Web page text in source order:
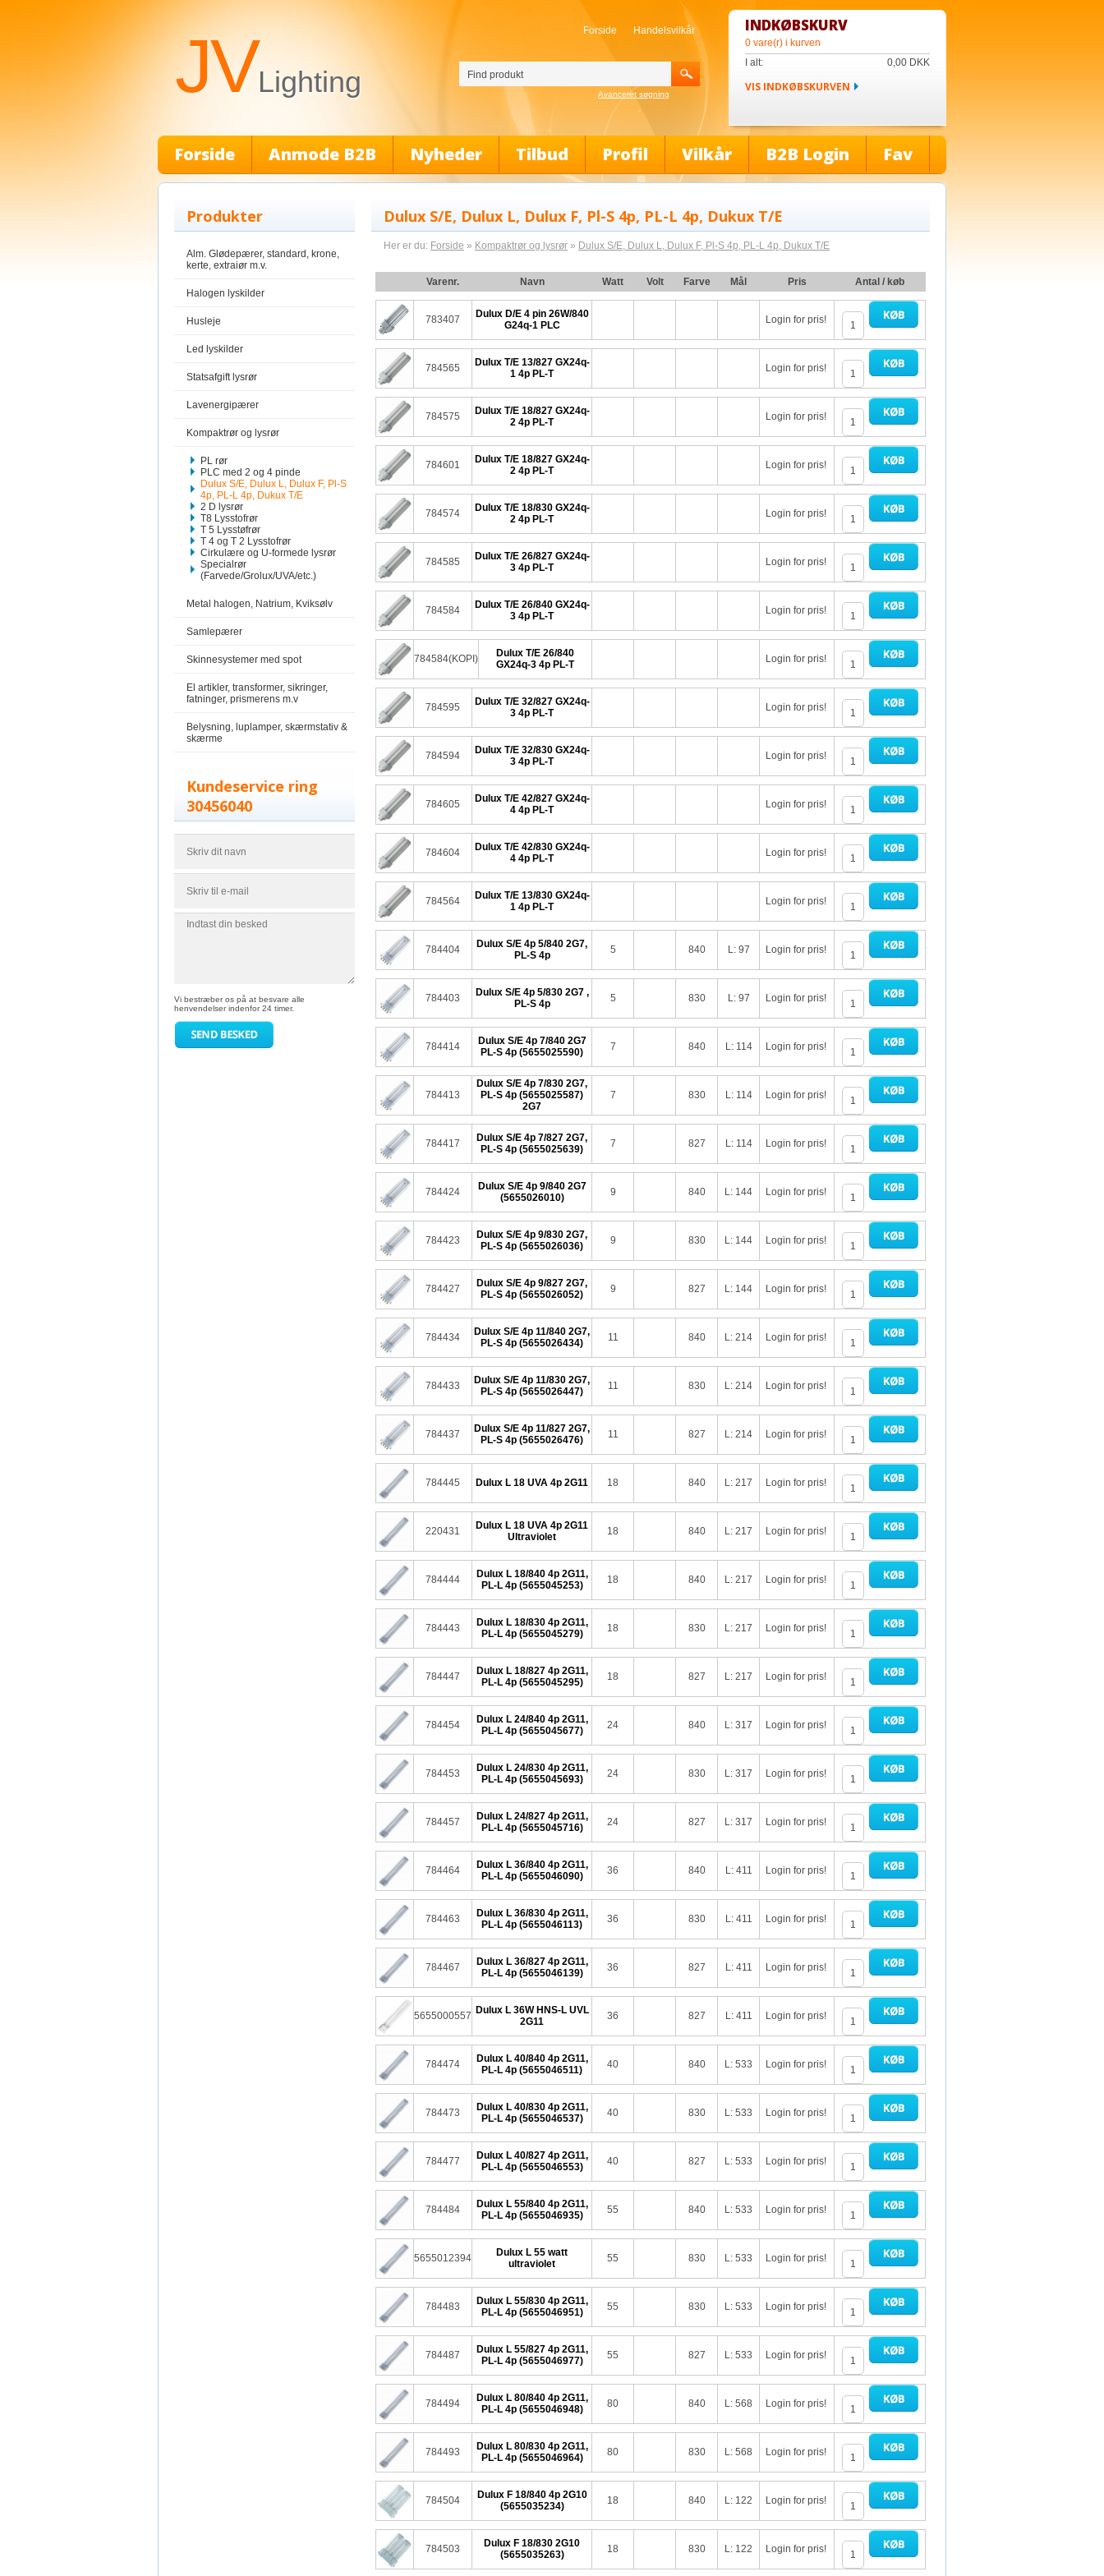
INDKØBSKURV
0 vare(r) i kurven
I alt:
0,00 DKK
VIS INDKØBSKURVEN
Avanceret søgning
Forside Handelsvilkår
JVLighting
Forside Anmode B2B Nyheder Tilbud Profil Vilkår B2B Login Fav
Produkter
Alm. Glødepærer, standard, krone,
kerte, extraiør m.v.
Halogen lyskilder
Husleje
Led lyskilder
Statsafgift lysrør
Lavenergipærer
Kompaktrør og lysrør
PL rør
PLC med 2 og 4 pinde
Dulux S/E, Dulux L, Dulux F, Pl-S
4p, PL-L 4p, Dukux T/E
2 D lysrør
T8 Lysstofrør
T 5 Lysstøfrør
T 4 og T 2 Lysstofrør
Cirkulære og U-formede lysrør
Specialrør
(Farvede/Grolux/UVA/etc.)
Metal halogen, Natrium, Kviksølv
Samlepærer
Skinnesystemer med spot
El artikler, transformer, sikringer,
fatninger, prismerens m.v
Belysning, luplamper, skærmstativ &
skærme
Kundeservice ring
30456040
Vi bestræber os på at besvare alle
henvendelser indenfor 24 timer.
Dulux S/E, Dulux L, Dulux F, Pl-S 4p, PL-L 4p, Dukux T/E
Her er du: Forside » Kompaktrør og lysrør » Dulux S/E, Dulux L, Dulux F, Pl-S 4p, PL-L 4p, Dukux T/E
Varenr. Navn Watt Volt Farve Mål Pris Antal / køb
783407
Dulux D/E 4 pin 26W/840
G24q-1 PLC
Login for pris!
784565
Dulux T/E 13/827 GX24q-
1 4p PL-T
Login for pris!
784575
Dulux T/E 18/827 GX24q-
2 4p PL-T
Login for pris!
784601
Dulux T/E 18/827 GX24q-
2 4p PL-T
Login for pris!
784574
Dulux T/E 18/830 GX24q-
2 4p PL-T
Login for pris!
784585
Dulux T/E 26/827 GX24q-
3 4p PL-T
Login for pris!
784584
Dulux T/E 26/840 GX24q-
3 4p PL-T
Login for pris!
784584(KOPI)
Dulux T/E 26/840
GX24q-3 4p PL-T
Login for pris!
784595
Dulux T/E 32/827 GX24q-
3 4p PL-T
Login for pris!
784594
Dulux T/E 32/830 GX24q-
3 4p PL-T
Login for pris!
784605
Dulux T/E 42/827 GX24q-
4 4p PL-T
Login for pris!
784604
Dulux T/E 42/830 GX24q-
4 4p PL-T
Login for pris!
784564
Dulux T/E 13/830 GX24q-
1 4p PL-T
Login for pris!
784404
Dulux S/E 4p 5/840 2G7,
PL-S 4p
5 840 L: 97 Login for pris!
784403
Dulux S/E 4p 5/830 2G7 ,
PL-S 4p
5 830 L: 97 Login for pris!
784414
Dulux S/E 4p 7/840 2G7
PL-S 4p (5655025590)
7 840 L: 114 Login for pris!
784413
Dulux S/E 4p 7/830 2G7,
PL-S 4p (5655025587)
2G7
7 830 L: 114 Login for pris!
784417
Dulux S/E 4p 7/827 2G7,
PL-S 4p (5655025639)
7 827 L: 114 Login for pris!
784424
Dulux S/E 4p 9/840 2G7
(5655026010)
9 840 L: 144 Login for pris!
784423
Dulux S/E 4p 9/830 2G7,
PL-S 4p (5655026036)
9 830 L: 144 Login for pris!
784427
Dulux S/E 4p 9/827 2G7,
PL-S 4p (5655026052)
9 827 L: 144 Login for pris!
784434
Dulux S/E 4p 11/840 2G7,
PL-S 4p (5655026434)
11 840 L: 214 Login for pris!
784433
Dulux S/E 4p 11/830 2G7,
PL-S 4p (5655026447)
11 830 L: 214 Login for pris!
784437
Dulux S/E 4p 11/827 2G7,
PL-S 4p (5655026476)
11 827 L: 214 Login for pris!
784445 Dulux L 18 UVA 4p 2G11 18 840 L: 217 Login for pris!
220431
Dulux L 18 UVA 4p 2G11
Ultraviolet
18 840 L: 217 Login for pris!
784444
Dulux L 18/840 4p 2G11,
PL-L 4p (5655045253)
18 840 L: 217 Login for pris!
784443
Dulux L 18/830 4p 2G11,
PL-L 4p (5655045279)
18 830 L: 217 Login for pris!
784447
Dulux L 18/827 4p 2G11,
PL-L 4p (5655045295)
18 827 L: 217 Login for pris!
784454
Dulux L 24/840 4p 2G11,
PL-L 4p (5655045677)
24 840 L: 317 Login for pris!
784453
Dulux L 24/830 4p 2G11,
PL-L 4p (5655045693)
24 830 L: 317 Login for pris!
784457
Dulux L 24/827 4p 2G11,
PL-L 4p (5655045716)
24 827 L: 317 Login for pris!
784464
Dulux L 36/840 4p 2G11,
PL-L 4p (5655046090)
36 840 L: 411 Login for pris!
784463
Dulux L 36/830 4p 2G11,
PL-L 4p (5655046113)
36 830 L: 411 Login for pris!
784467
Dulux L 36/827 4p 2G11,
PL-L 4p (5655046139)
36 827 L: 411 Login for pris!
5655000557 Dulux L 36W HNS-L UVL
2G11
36 827 L: 411 Login for pris!
784474
Dulux L 40/840 4p 2G11,
PL-L 4p (5655046511)
40 840 L: 533 Login for pris!
784473
Dulux L 40/830 4p 2G11,
PL-L 4p (5655046537)
40 830 L: 533 Login for pris!
784477
Dulux L 40/827 4p 2G11,
PL-L 4p (5655046553)
40 827 L: 533 Login for pris!
784484
Dulux L 55/840 4p 2G11,
PL-L 4p (5655046935)
55 840 L: 533 Login for pris!
5655012394
Dulux L 55 watt
ultraviolet
55 830 L: 533 Login for pris!
784483
Dulux L 55/830 4p 2G11,
PL-L 4p (5655046951)
55 830 L: 533 Login for pris!
784487
Dulux L 55/827 4p 2G11,
PL-L 4p (5655046977)
55 827 L: 533 Login for pris!
784494
Dulux L 80/840 4p 2G11,
PL-L 4p (5655046948)
80 840 L: 568 Login for pris!
784493
Dulux L 80/830 4p 2G11,
PL-L 4p (5655046964)
80 830 L: 568 Login for pris!
784504
Dulux F 18/840 4p 2G10
(5655035234)
18 840 L: 122 Login for pris!
784503
Dulux F 18/830 2G10
(5655035263)
18 830 L: 122 Login for pris!